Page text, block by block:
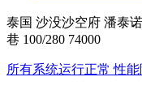
泰国 沙没沙空府 潘泰
巷 100/280 74000
所有系统运行正常 性能